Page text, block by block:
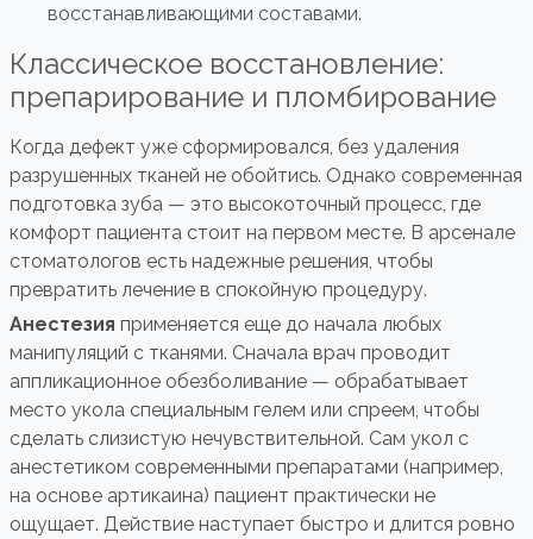
восстанавливающими составами.
Классическое восстановление:
препарирование и пломбирование
Когда дефект уже сформировался, без удаления
разрушенных тканей не обойтись. Однако современная
подготовка зуба — это высокоточный процесс, где
комфорт пациента стоит на первом месте. В арсенале
стоматологов есть надежные решения, чтобы
превратить лечение в спокойную процедуру.
Анестезия применяется еще до начала любых
манипуляций с тканями. Сначала врач проводит
аппликационное обезболивание — обрабатывает
место укола специальным гелем или спреем, чтобы
сделать слизистую нечувствительной. Сам укол с
анестетиком современными препаратами (например,
на основе артикаина) пациент практически не
ощущает. Действие наступает быстро и длится ровно